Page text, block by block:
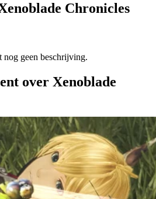
Chronicles
nog geen beschrijving.
over Xenoblade